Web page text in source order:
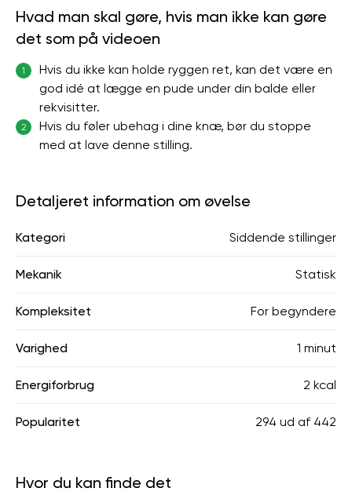
Hvad man skal gøre, hvis man ikke kan gøre
det som på videoen
1
Hvis du ikke kan holde ryggen ret, kan det være en
god idé at lægge en pude under din balde eller
rekvisitter.
2
Hvis du føler ubehag i dine knæ, bør du stoppe
med at lave denne stilling.
Detaljeret information om øvelse
Kategori Siddende stillinger
Mekanik Statisk
Kompleksitet For begyndere
Varighed 1 minut
Energiforbrug 2 kcal
Popularitet 294 ud af 442
Hvor du kan finde det